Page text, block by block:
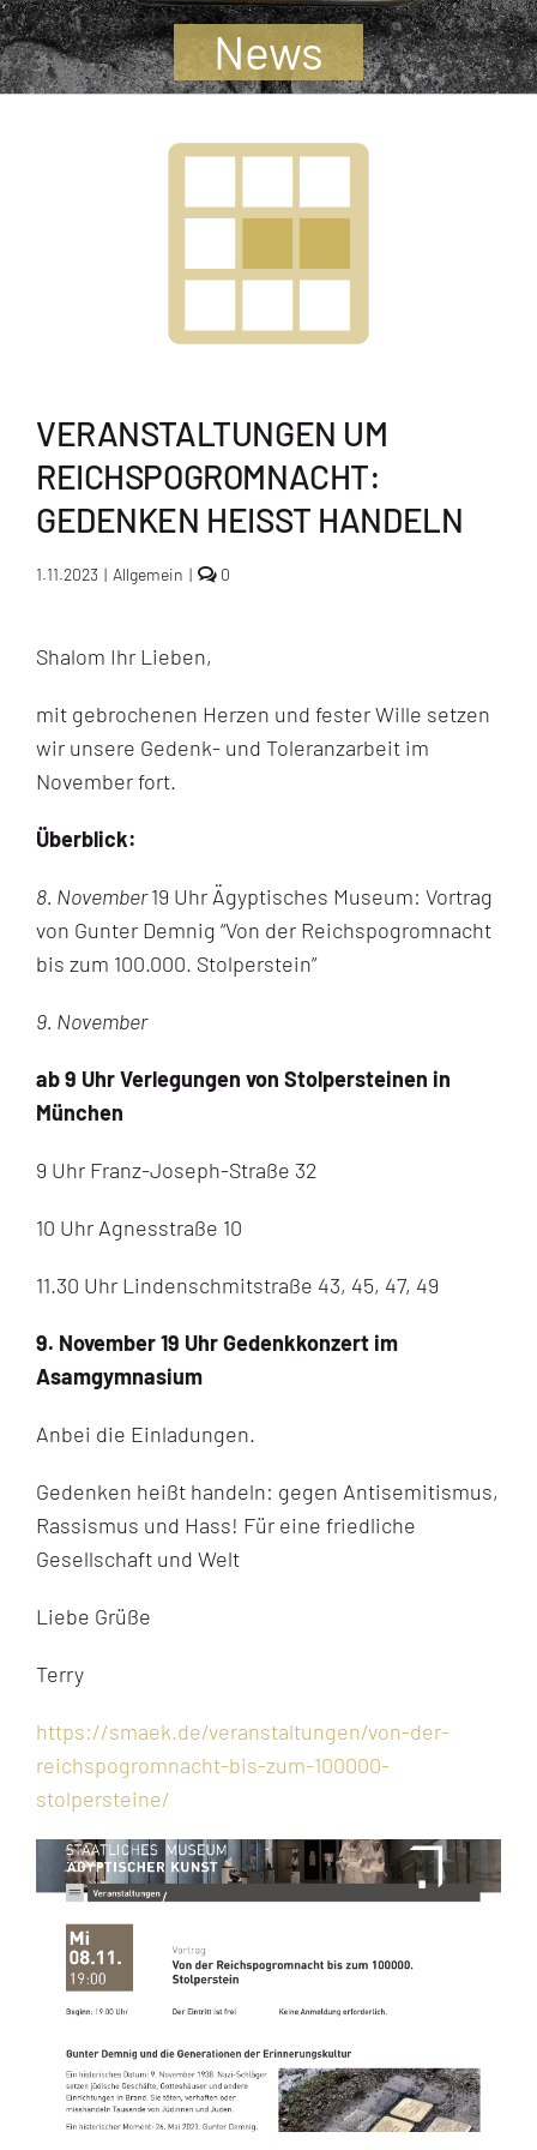
Jugendliche
Unterstützen
News
VERANSTALTUNGEN UM
REICHSPOGROMNACHT:
GEDENKEN HEISST HANDELN
1.11.2023 | Allgemein | 0comments
handeln
Shalom Ihr Lieben,
mit gebrochenen Herzen und fester Wille setzen
wir unsere Gedenk- und Toleranzarbeit im
November fort.
Überblick:
8. November19 Uhr Ägyptisches Museum: Vortrag
von Gunter Demnig “Von der Reichspogromnacht
bis zum 100.000. Stolperstein”
9. November
ab 9 Uhr Verlegungen von Stolpersteinen in
München
9 Uhr Franz-Joseph-Straße 32
10 Uhr Agnesstraße 10
11.30 Uhr Lindenschmitstraße 43, 45, 47, 49
9. November 19 Uhr Gedenkkonzert im
Asamgymnasium
Anbei die Einladungen.
Gedenken heißt handeln: gegen Antisemitismus,
Rassismus und Hass! Für eine friedliche
Gesellschaft und Welt
Liebe Grüße
Terry
https://smaek.de/veranstaltungen/von-der-
reichspogromnacht-bis-zum-100000-
stolpersteine/